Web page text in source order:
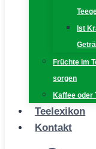
Ist
Früchte im
sorgen
Kaffee oder
Teelexikon
Kontakt